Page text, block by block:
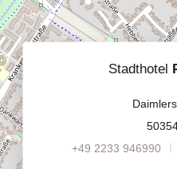
Stadthotel
+49 2233 946990